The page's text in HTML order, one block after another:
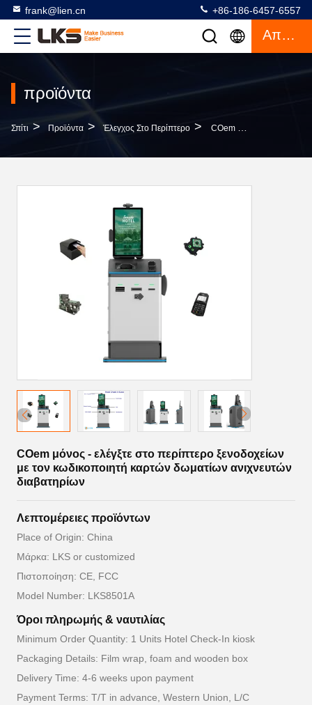
frank@lien.cn +86-186-6457-6557
Απόσπασμα
προϊόντα
Σπίτι > Προϊόντα > Έλεγχος Στο Περίπτερο > COem Μόνος - Ελέγξτε Στο Περίπτερο Ξενοδοχείων Με Τον Κωδικοποιητή Καρτών Δωματίων Ανιχνευτών Διαβατηρίων
COem μόνος - ελέγξτε στο περίπτερο ξενοδοχείων
με τον κωδικοποιητή καρτών δωματίων ανιχνευτών
διαβατηρίων
Λεπτομέρειες προϊόντων
Place of Origin: China
Μάρκα: LKS or customized
Πιστοποίηση: CE, FCC
Model Number: LKS8501A
Όροι πληρωμής & ναυτιλίας
Minimum Order Quantity: 1 Units Hotel Check-In kiosk
Packaging Details: Film wrap, foam and wooden box
Delivery Time: 4-6 weeks upon payment
Payment Terms: T/T in advance, Western Union, L/C